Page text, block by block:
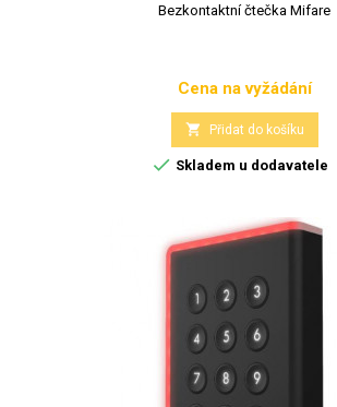
Bezkontaktní čtečka Mifare
Cena
Cena na vyžádání
 Přidat do košíku
 Skladem u dodavatele